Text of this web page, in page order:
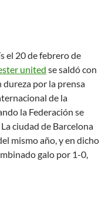
el 20 de febrero de
united se saldó con
por la prensa
de la
la Federación se
ciudad de Barcelona
mismo año, y en dicho
galo por 1-0,